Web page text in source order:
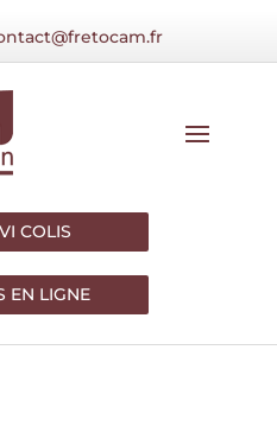
COLIS
EN LIGNE